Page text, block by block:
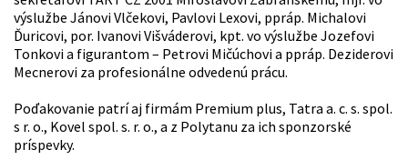
výslužbe Jánovi Vlčekovi, Pavlovi Lexovi, ppráp. Michalovi
Ďuricovi, por. Ivanovi Višváderovi, kpt. vo výslužbe Jozefovi
Tonkovi a figurantom – Petrovi Mičúchovi a ppráp. Deziderovi
Mecnerovi za profesionálne odvedenú prácu.
Poďakovanie patrí aj firmám Premium plus, Tatra a. c. s. spol.
s r. o., Kovel spol. s. r. o., a z Polytanu za ich sponzorské
príspevky.